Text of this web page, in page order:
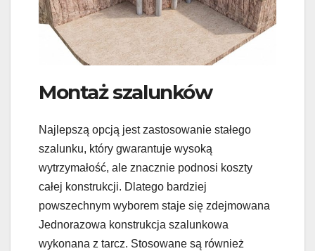
Montaż szalunków
Najlepszą opcją jest zastosowanie stałego
szalunku, który gwarantuje wysoką
wytrzymałość, ale znacznie podnosi koszty
całej konstrukcji. Dlatego bardziej
powszechnym wyborem staje się zdejmowana
Jednorazowa konstrukcja szalunkowa
wykonana z tarcz. Stosowane są również